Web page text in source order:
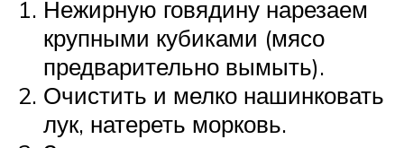
Нежирную говядину нарезаем
крупными кубиками (мясо
предварительно вымыть).
Очистить и мелко нашинковать
лук, натереть морковь.